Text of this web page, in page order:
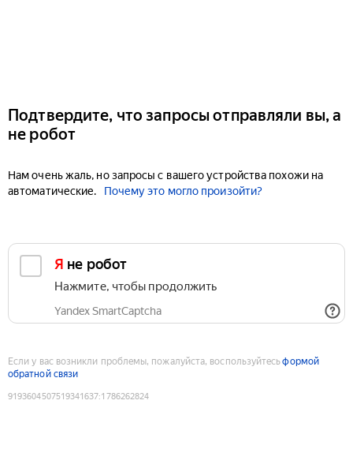
Подтвердите, что запросы отправляли вы, а
не робот
Нам очень жаль, но запросы с вашего устройства похожи на
автоматические.
Почему это могло произойти?
Я не робот
Нажмите, чтобы продолжить
Yandex SmartCaptcha
Если у вас возникли проблемы, пожалуйста, воспользуйтесьформой
обратной связи
9193604507519341637:1786262824